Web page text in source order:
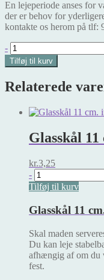
En lejeperiode anses for
der er behov for
kontakte os herom på tlf:
- Ølglas
og
Drinksglas
inklusiv
opvask
Tilføj til kurv
Relaterede
Glasskål
kr.3,25
- Glasskål
11
cm.
inklusiv
opvask
Tilføj til kurv
Glasskål 11
Skal maden
Du kan leje
afhængig af om du
fest.